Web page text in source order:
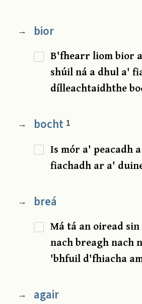
→ bior
B'fhearr liom bior
shúil ná a dhul a'
dílleachtaidhthe
→ bocht 1
Is mór a' peacadh
fiachadh ar a'
→ breá
Má tá an oiread
nach breagh nach
'bhfuil d'fhiacha
→ agair